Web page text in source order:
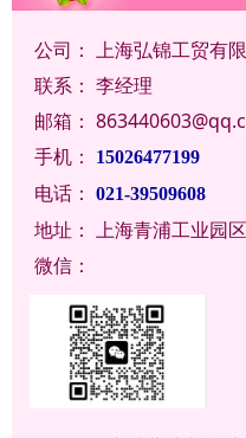
公司： 上海弘锦工贸有
联系： 李经理
邮箱：
手机：
15026477199
电话： 021-39509608
地址： 上海青浦工业园
微信：